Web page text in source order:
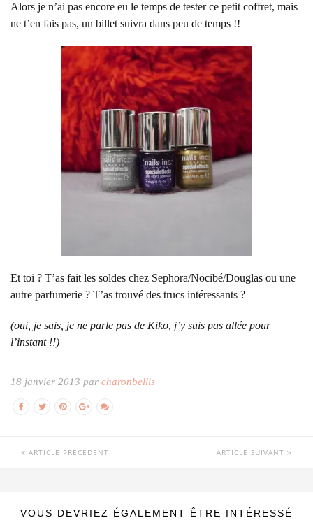
Alors je n’ai pas encore eu le temps de tester ce petit coffret, mais
ne t’en fais pas, un billet suivra dans peu de temps !!
Et toi ? T’as fait les soldes chez Sephora/Nocibé/Douglas ou une
autre parfumerie ? T’as trouvé des trucs intéressants ?
(oui, je sais, je ne parle pas de Kiko, j’y suis pas allée pour
l’instant !!)
18 janvier 2013 par charonbellis
ARTICLE PRÉCÉDENT ARTICLE SUIVANT
VOUS DEVRIEZ ÉGALEMENT ÊTRE INTÉRESSÉ